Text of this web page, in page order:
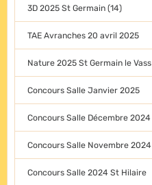
3D 2025 St Germain (14)
TAE Avranches 20 avril 2025
Nature 2025 St Germain le Vass
Concours Salle Janvier 2025
Concours Salle Décembre 2024
Concours Salle Novembre 2024
Concours Salle 2024 St Hilaire